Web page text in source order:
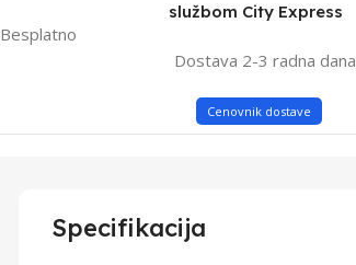
Besplatno
službom City Express
Dostava 2-3 radna dana
Cenovnik dostave
Specifikacija